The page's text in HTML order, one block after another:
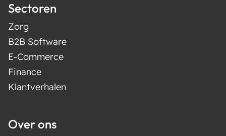
Sectoren
Zorg
B2B Software
E-Commerce
Finance
Klantverhalen
Over ons